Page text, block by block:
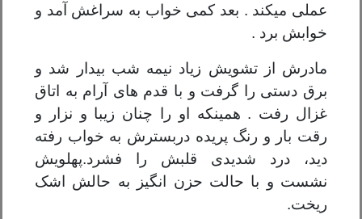
عملی میکند . بعد کمی خواب به سراغش آمد و
خوابش برد .
مادرش از تشویش زیاد نیمه شب بیدار شد و
برق دستی را گرفت و با قدم های آرام به اتاق
غزال رفت . همینکه او را چنان زیبا و نزار و
رقت بار و رنگ پریده دربسترش به خواب رفته
دید، درد شدیدی قلبش را فشرد.پهلویش
نشست و با حالت حزن انگیز به حالش اشک
ریخت.